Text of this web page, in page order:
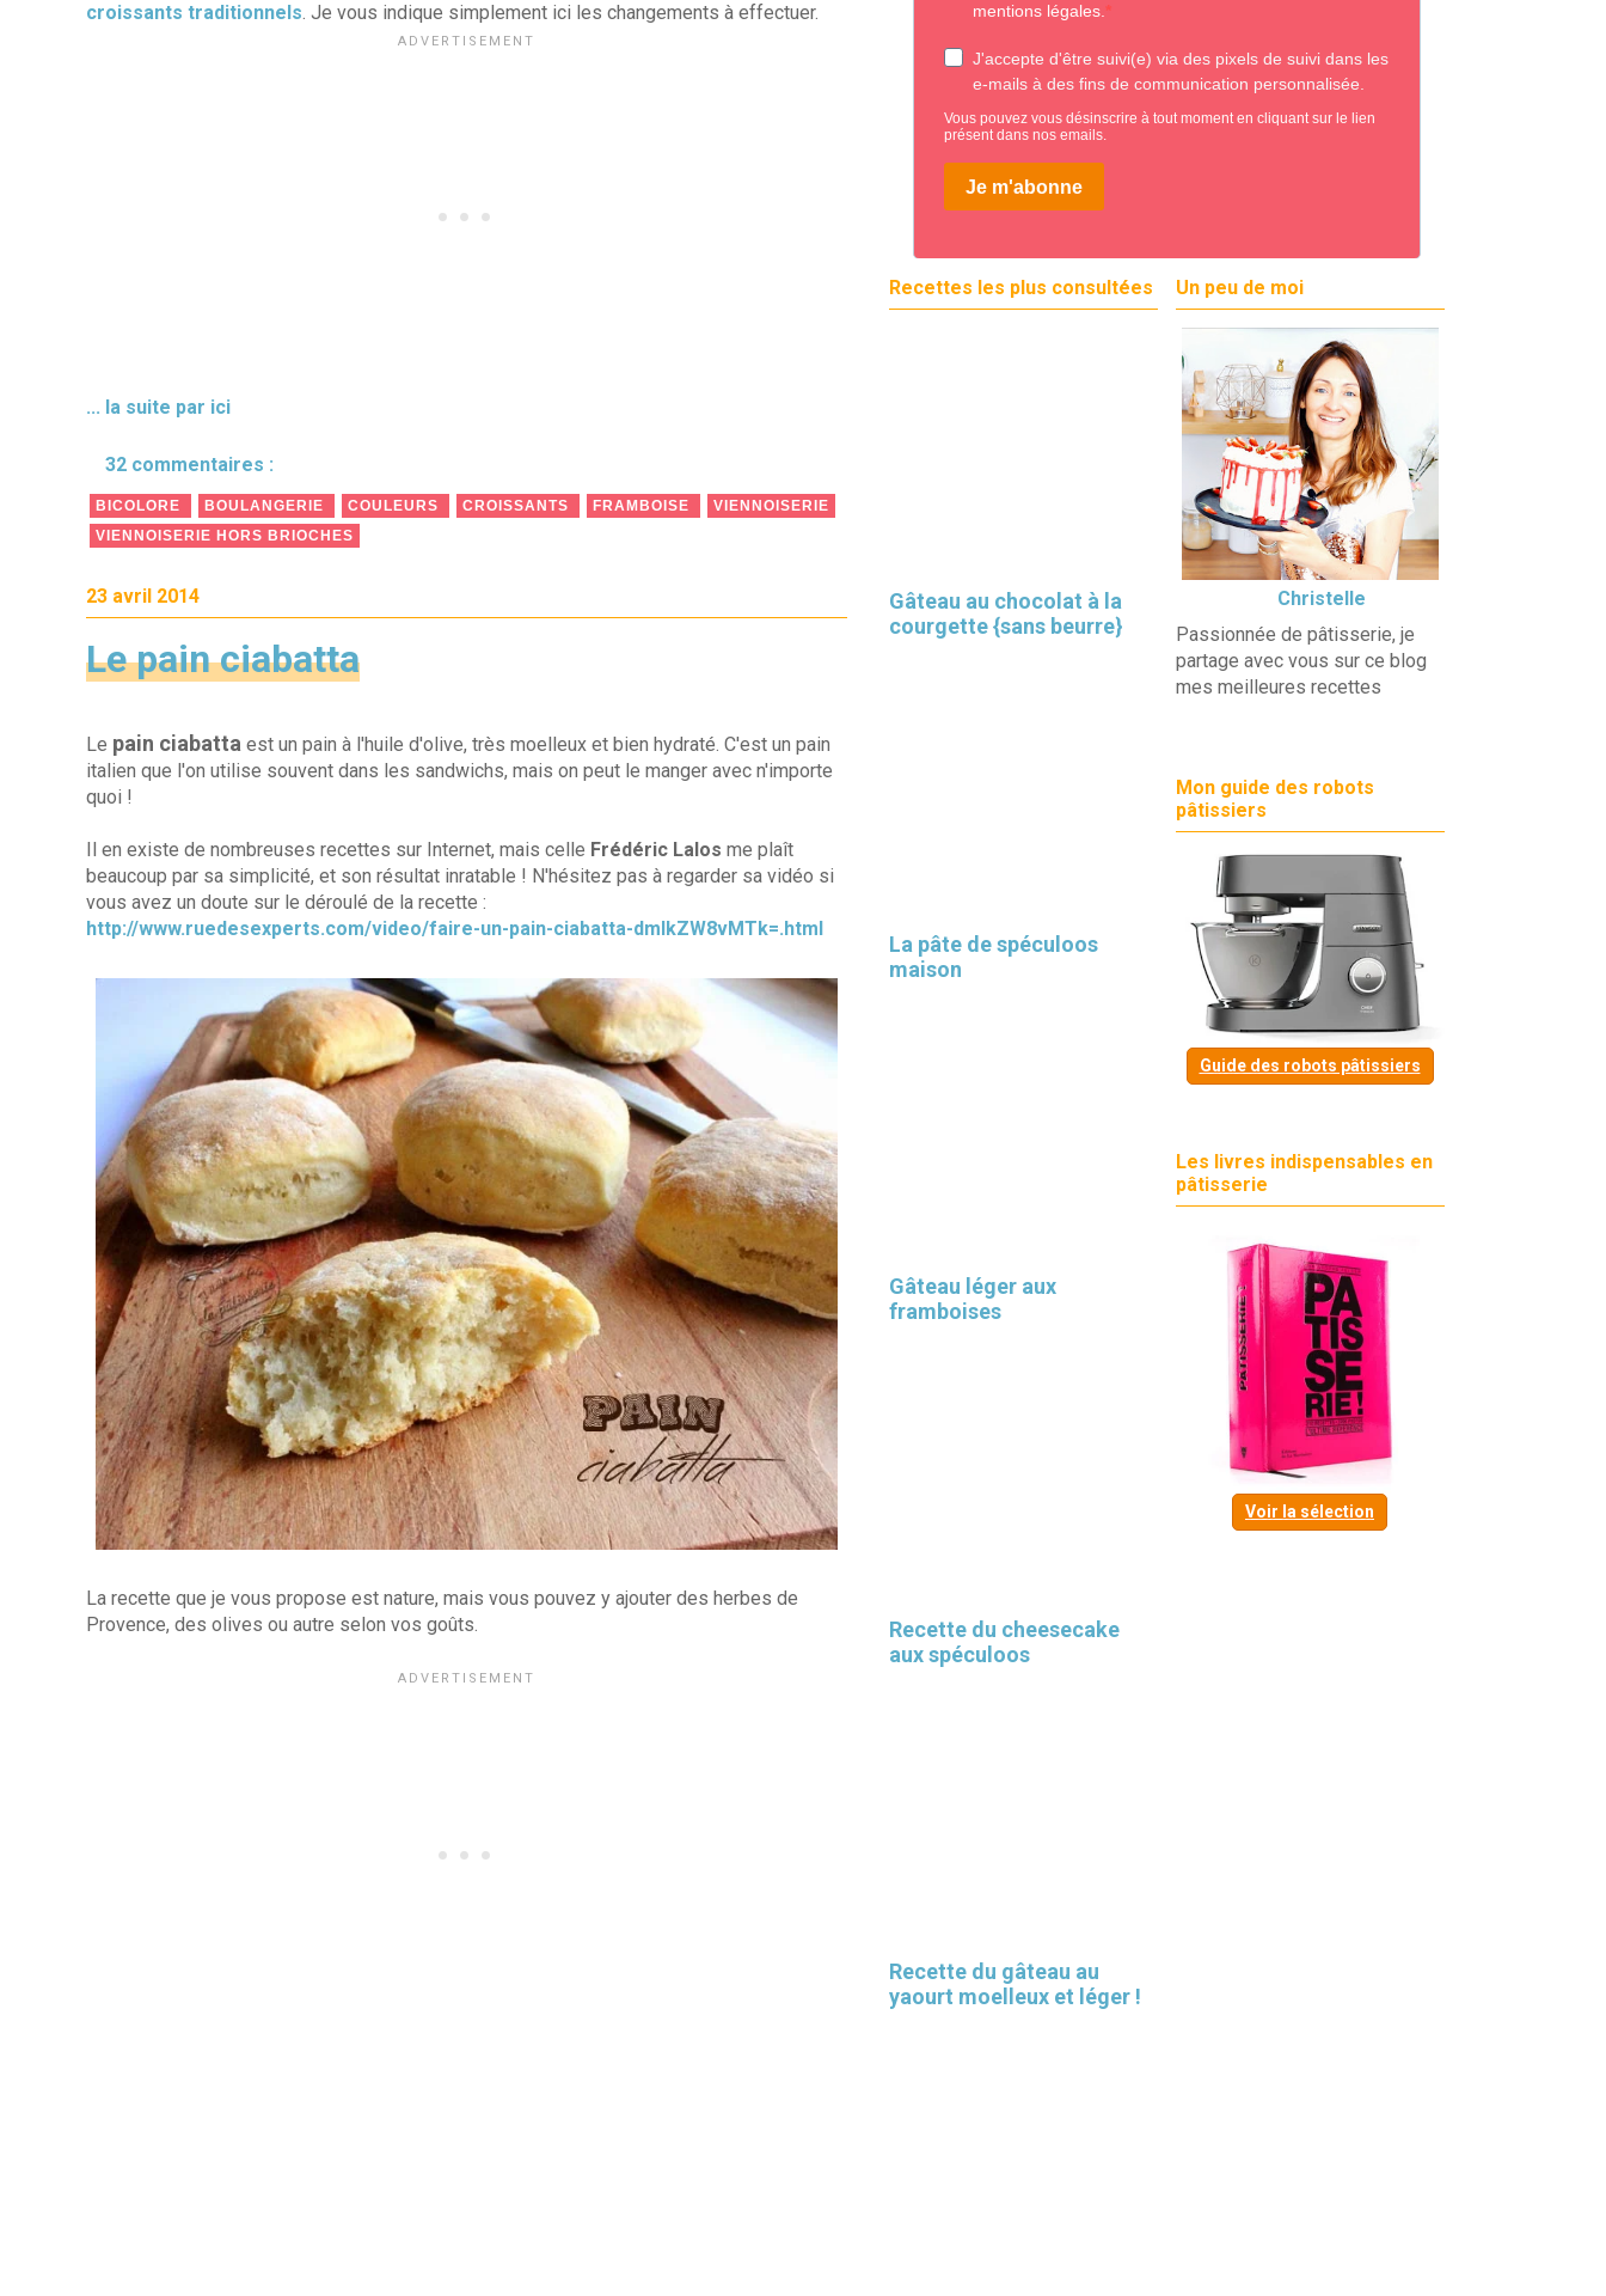
croissants traditionnels. Je vous indique simplement ici les changements à effectuer.
... la suite par ici
32 commentaires :
BICOLORE BOULANGERIE COULEURS CROISSANTS FRAMBOISE
VIENNOISERIE
VIENNOISERIE HORS BRIOCHES
23 avril 2014
Le pain ciabatta
Le pain ciabatta est un pain à l'huile d'olive, très moelleux et bien hydraté. C'est un pain
italien que l'on utilise souvent dans les sandwichs, mais on peut le manger avec n'importe
quoi !
Il en existe de nombreuses recettes sur Internet, mais celle Frédéric Lalos me plaît
beaucoup par sa simplicité, et son résultat inratable ! N'hésitez pas à regarder sa vidéo si
vous avez un doute sur le déroulé de la recette :
http://www.ruedesexperts.com/video/faire-un-pain-ciabatta-dmlkZW8vMTk=.html
La recette que je vous propose est nature, mais vous pouvez y ajouter des herbes de
Provence, des olives ou autre selon vos goûts.
Recettes les plus consultées
Gâteau au chocolat à la
courgette {sans beurre}
La pâte de spéculoos
maison
Gâteau léger aux
framboises
Recette du cheesecake
aux spéculoos
Recette du gâteau au
yaourt moelleux et léger !
Un peu de moi
Christelle
Passionnée de pâtisserie, je
partage avec vous sur ce blog
mes meilleures recettes
Mon guide des robots
pâtissiers
Guide des robots pâtissiers
Les livres indispensables en
pâtisserie
Voir la sélection
Les 30 outils indispensables
EN PÂTISSERIE